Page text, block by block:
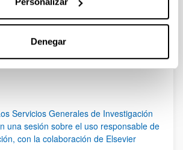
Denegar
intermedias Use TAB para desplazarse.
PáginaPáginaPáginaPáginas intermedias
Página
Servicios Generales de Investigación
una sesión sobre el uso responsable de
con la colaboración de Elsevier